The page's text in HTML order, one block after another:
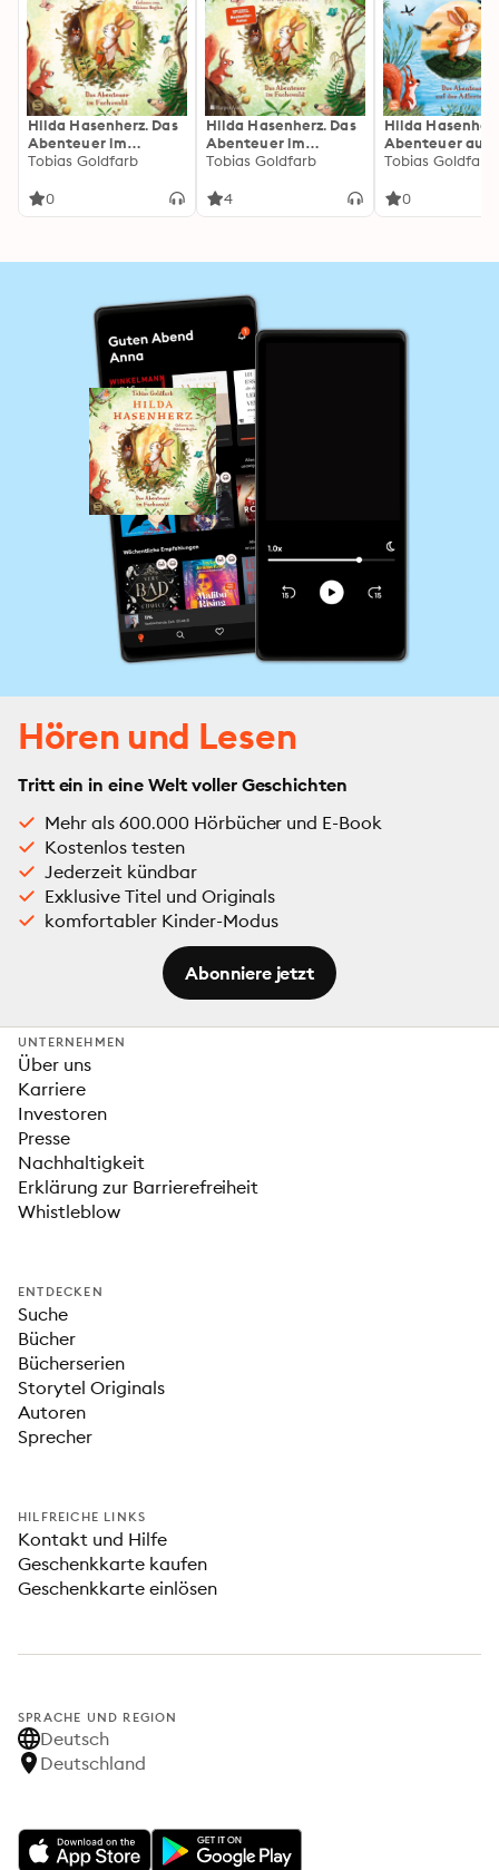
Hilda Hasenherz. Das
Abenteuer im
Fuchswald
Tobias Goldfarb
0
Hilda Hasenherz. Das
Abenteuer im
Fuchswald: Das
Bestseller | Vom
Tierabenteuer zum
Heldin | Ab 6 Jahren
Tobias Goldfarb
4
Hilda
Abenteuer auf
Adlerinsel: Vom
Bestsellerautor
mutiger Heldin
Tobias Goldfarb
0
Hören und Lesen
Tritt ein in eine Welt voller Geschichten
Mehr als 600.000 Hörbücher und E-Book
Kostenlos testen
Jederzeit kündbar
Exklusive Titel und Originals
komfortabler Kinder-Modus
Abonniere jetzt
UNTERNEHMEN
Über uns
Karriere
Investoren
Presse
Nachhaltigkeit
Erklärung zur Barrierefreiheit
Whistleblow
ENTDECKEN
Suche
Bücher
Bücherserien
Storytel Originals
Autoren
Sprecher
HILFREICHE LINKS
Kontakt und Hilfe
Geschenkkarte kaufen
Geschenkkarte einlösen
SPRACHE UND REGION
Deutsch
Deutschland